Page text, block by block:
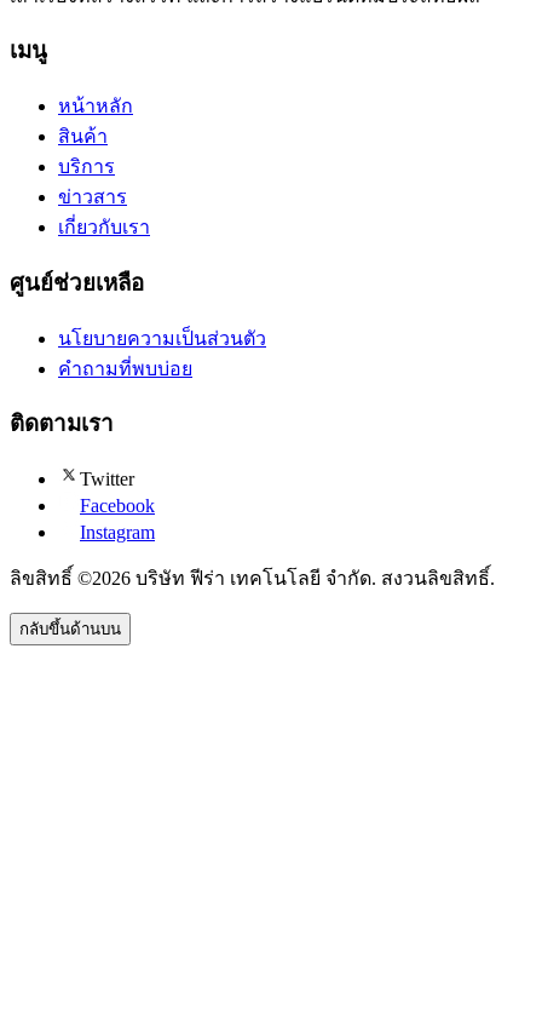
เมนู
หน้าหลัก
สินค้า
บริการ
ข่าวสาร
เกี่ยวกับเรา
ศูนย์ช่วยเหลือ
นโยบายความเป็นส่วนตัว
คำถามที่พบบ่อย
ติดตามเรา
Twitter
Facebook
Instagram
ลิขสิทธิ์ ©2026 บริษัท ฟีร่า เทคโนโลยี จำกัด. สงวนลิขสิทธิ์.
กลับขึ้นด้านบน